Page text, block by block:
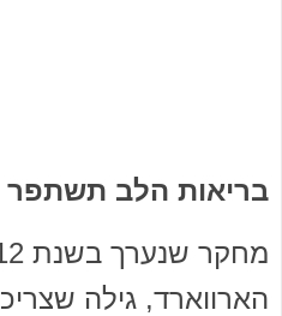
בריאות הלב תשתפר
הארווארד, גילה